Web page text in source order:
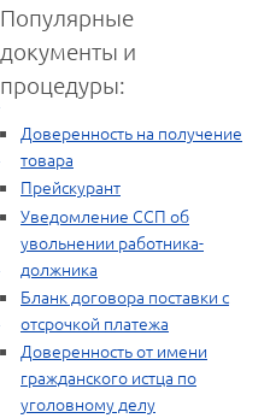
Популярные
документы и
процедуры:
Доверенность на получение
товара
Прейскурант
Уведомление ССП об
увольнении работника-
должника
Бланк договора поставки с
отсрочкой платежа
Доверенность от имени
гражданского истца по
уголовному делу